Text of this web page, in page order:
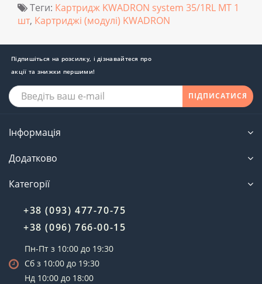
Теги: Картридж KWADRON system 35/1RL MT 1
шт, Картриджі (модулі) KWADRON
Підпишіться на розсилку, і дізнавайтеся про
акції та знижки першими!
ПІДПИСАТИСЯ
Інформація
Додатково
Категорії
+38 (093) 477-70-75
+38 (096) 766-00-15
Пн-Пт з 10:00 до 19:30
Сб з 10:00 до 19:30
Нд 10:00 до 18:00